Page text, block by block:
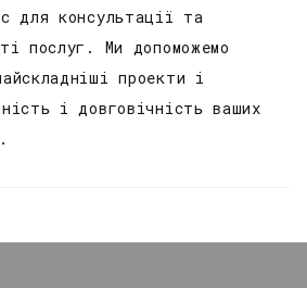
для консультації та
послуг. Ми допоможемо
проекти і
і довговічність ваших